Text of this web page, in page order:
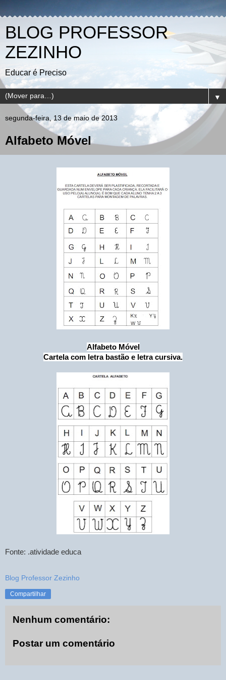
BLOG PROFESSOR
ZEZINHO
Educar é Preciso
▼
segunda-feira, 13 de maio de 2013
Alfabeto Móvel
Alfabeto Móvel
Cartela com letra bastão e letra cursiva.
Fonte: .atividade educa
Blog Professor Zezinho
Compartilhar
Nenhum comentário:
Postar um comentário